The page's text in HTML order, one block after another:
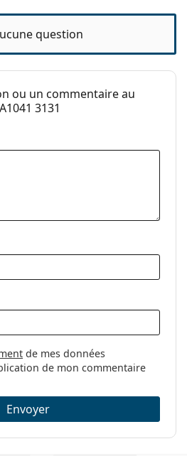
sont plus résistantes aux
plus longtemps la
dans leur étui d'origine. La
idéal pour le nettoyage et
ou consultez notreguide des
Lisez le mode d'emploi
question
ou un commentaire au
3131
de mes données
de mon commentaire
Envoyer